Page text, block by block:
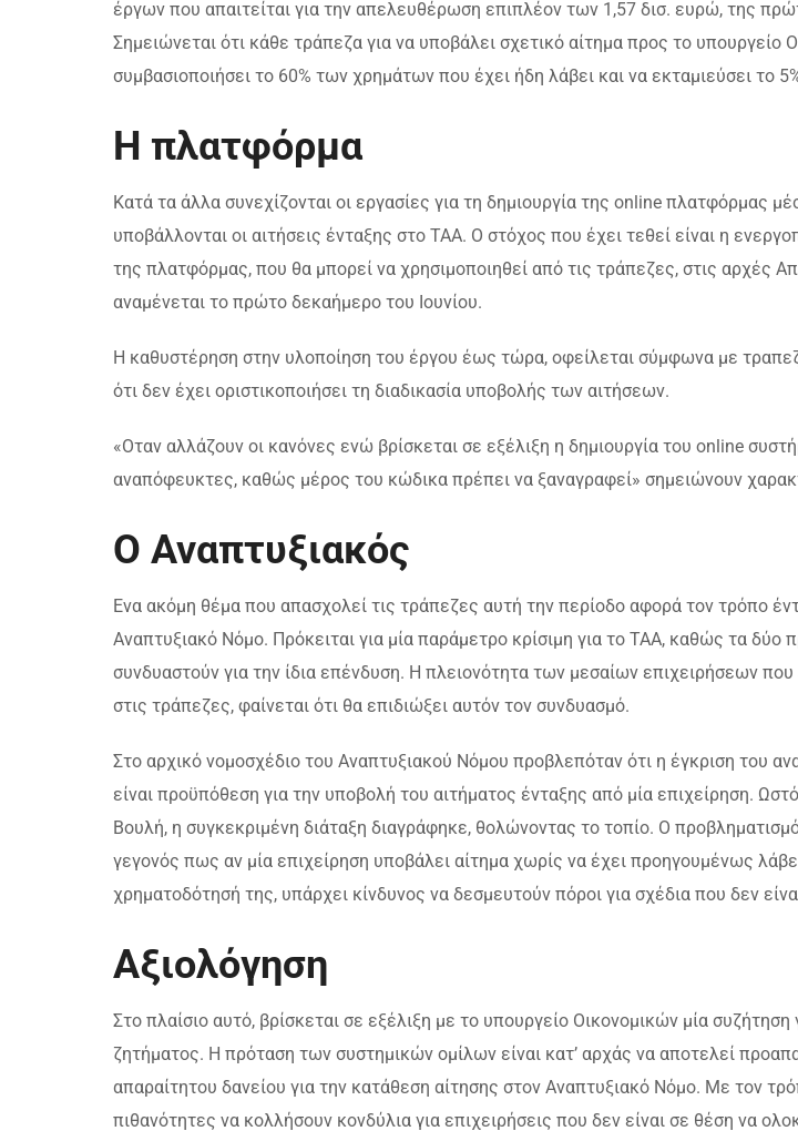
έργων που απαιτείται για την απελευθέρωση επιπλέον των 1,57 δισ. ευρώ, της
Σημειώνεται ότι κάθε τράπεζα για να υποβάλει σχετικό αίτημα προς το υπουργείο
συμβασιοποιήσει το 60% των χρημάτων που έχει ήδη λάβει και να εκταμιεύσει το
Η πλατφόρμα
Κατά τα άλλα συνεχίζονται οι εργασίες για τη δημιουργία της online πλατφόρμας
υποβάλλονται οι αιτήσεις ένταξης στο ΤΑΑ. Ο στόχος που έχει τεθεί είναι η
της πλατφόρμας, που θα μπορεί να χρησιμοποιηθεί από τις τράπεζες, στις αρχές
αναμένεται το πρώτο δεκαήμερο του Ιουνίου.
Η καθυστέρηση στην υλοποίηση του έργου έως τώρα, οφείλεται σύμφωνα με
ότι δεν έχει οριστικοποιήσει τη διαδικασία υποβολής των αιτήσεων.
«Οταν αλλάζουν οι κανόνες ενώ βρίσκεται σε εξέλιξη η δημιουργία του online
αναπόφευκτες, καθώς μέρος του κώδικα πρέπει να ξαναγραφεί» σημειώνουν
Ο Αναπτυξιακός
Ενα ακόμη θέμα που απασχολεί τις τράπεζες αυτή την περίοδο αφορά τον τρόπο
Αναπτυξιακό Νόμο. Πρόκειται για μία παράμετρο κρίσιμη για το ΤΑΑ, καθώς τα δύο
συνδυαστούν για την ίδια επένδυση. Η πλειονότητα των μεσαίων επιχειρήσεων
στις τράπεζες, φαίνεται ότι θα επιδιώξει αυτόν τον συνδυασμό.
Στο αρχικό νομοσχέδιο του Αναπτυξιακού Νόμου προβλεπόταν ότι η έγκριση του
είναι προϋπόθεση για την υποβολή του αιτήματος ένταξης από μία επιχείρηση.
Βουλή, η συγκεκριμένη διάταξη διαγράφηκε, θολώνοντας το τοπίο. Ο
γεγονός πως αν μία επιχείρηση υποβάλει αίτημα χωρίς να έχει προηγουμένως
χρηματοδότησή της, υπάρχει κίνδυνος να δεσμευτούν πόροι για σχέδια που δεν
Αξιολόγηση
Στο πλαίσιο αυτό, βρίσκεται σε εξέλιξη με το υπουργείο Οικονομικών μία συζήτηση
ζητήματος. Η πρόταση των συστημικών ομίλων είναι κατ’ αρχάς να αποτελεί
απαραίτητου δανείου για την κατάθεση αίτησης στον Αναπτυξιακό Νόμο. Με τον
πιθανότητες να κολλήσουν κονδύλια για επιχειρήσεις που δεν είναι σε θέση να